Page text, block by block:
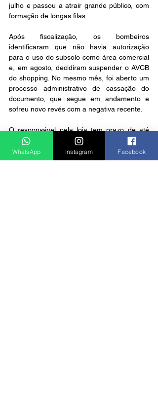
julho e passou a atrair grande público, com
formação de longas filas.
Após fiscalização, os bombeiros
identificaram que não havia autorização
para o uso do subsolo como área comercial
e, em agosto, decidiram suspender o AVCB
do shopping. No mesmo mês, foi aberto um
processo administrativo de cassação do
documento, que segue em andamento e
sofreu novo revés com a negativa recente.
O responsável pela loja tem prazo de até
seis meses para adequar o espaço às
exigências legais. O espaço segue aberto
para manifestação da loja Busca-Busca, da
WhatsApp Instagram Facebook